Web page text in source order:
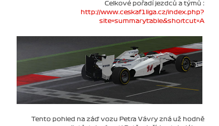
Celkové pořadí jezdců a týmů :
http://www.ceskaf1liga.cz/index.php?
site=summarytable&shortcut=A
Tento pohled na záď vozu Petra Vávry zná už hodně